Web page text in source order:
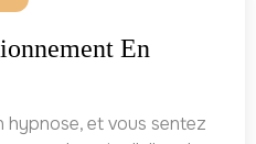
En
hypnose, et vous sentez